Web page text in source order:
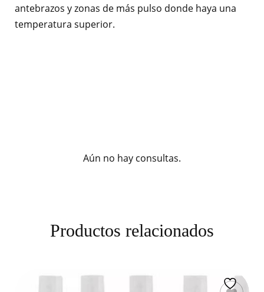
antebrazos y zonas de más pulso donde haya una
temperatura superior.
Aún no hay consultas.
Productos relacionados